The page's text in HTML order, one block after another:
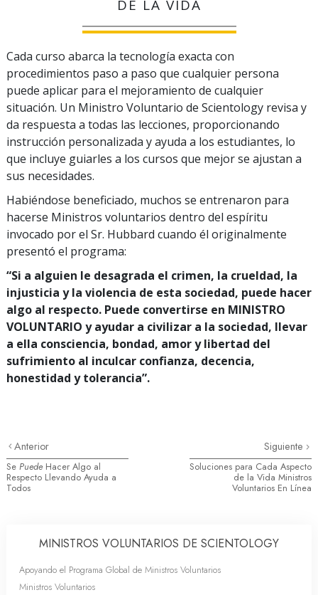
DE LA VIDA
Cada curso abarca la tecnología exacta con
procedimientos paso a paso que cualquier persona
puede aplicar para el mejoramiento de cualquier
situación. Un Ministro Voluntario de Scientology revisa y
da respuesta a todas las lecciones, proporcionando
instrucción personalizada y ayuda a los estudiantes, lo
que incluye guiarles a los cursos que mejor se ajustan a
sus necesidades.
Habiéndose beneficiado, muchos se entrenaron para
hacerse Ministros voluntarios dentro del espíritu
invocado por el Sr. Hubbard cuando él originalmente
presentó el programa:
“Si a alguien le desagrada el crimen, la crueldad, la
injusticia y la violencia de esta sociedad, puede hacer
algo al respecto. Puede convertirse en MINISTRO
VOLUNTARIO y ayudar a civilizar a la sociedad, llevar
a ella consciencia, bondad, amor y libertad del
sufrimiento al inculcar confianza, decencia,
honestidad y tolerancia”.
Anterior
Se PuedeHacer Algo al
Respecto Llevando Ayuda a
Todos
Siguiente
Soluciones para Cada Aspecto
de la Vida Ministros
Voluntarios En Línea
MINISTROS VOLUNTARIOS DE SCIENTOLOGY
Apoyando el Programa Global de Ministros Voluntarios
Ministros Voluntarios